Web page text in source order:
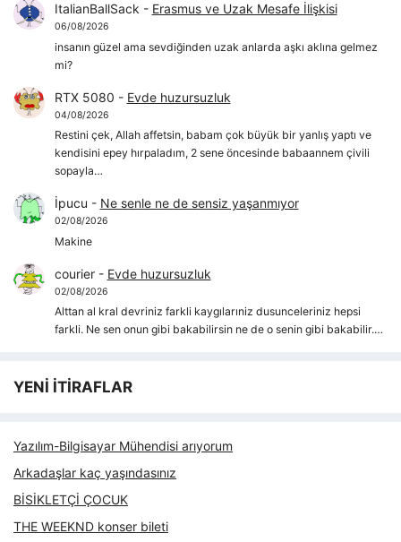
ItalianBallSack - Erasmus ve Uzak Mesafe İlişkisi
06/08/2026
insanın güzel ama sevdiğinden uzak anlarda aşkı aklına gelmez
mi?
RTX 5080 - Evde huzursuzluk
04/08/2026
Restini çek, Allah affetsin, babam çok büyük bir yanlış yaptı ve
kendisini epey hırpaladım, 2 sene öncesinde babaannem çivili
sopayla…
İpucu - Ne senle ne de sensiz yaşanmıyor
02/08/2026
Makine
courier- Evde huzursuzluk
02/08/2026
Alttan al kral devriniz farkli kaygılarıniz dusunceleriniz hepsi
farkli. Ne sen onun gibi bakabilirsin ne de o senin gibi bakabilir.…
YENİ İTİRAFLAR
Yazılım-Bilgisayar Mühendisi arıyorum
Arkadaşlar kaç yaşındasınız
BİSİKLETÇİ ÇOCUK
THE WEEKND konser bileti